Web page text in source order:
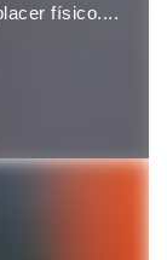
físico....